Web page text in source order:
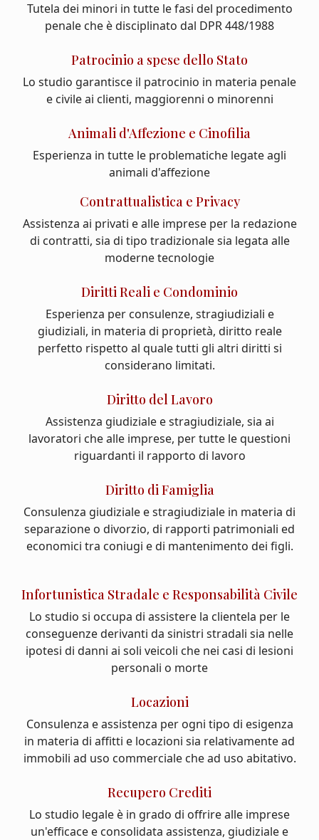
Tutela dei minori in tutte le fasi del procedimento
penale che è disciplinato dal DPR 448/1988
Patrocinio a spese dello Stato
Lo studio garantisce il patrocinio in materia penale
e civile ai clienti, maggiorenni o minorenni
Animali d'Affezione e Cinofilia
Esperienza in tutte le problematiche legate agli
animali d'affezione
Contrattualistica e Privacy
Assistenza ai privati e alle imprese per la redazione
di contratti, sia di tipo tradizionale sia legata alle
moderne tecnologie
Diritti Reali e Condominio
Esperienza per consulenze, stragiudiziali e
giudiziali, in materia di proprietà, diritto reale
perfetto rispetto al quale tutti gli altri diritti si
considerano limitati.
Diritto del Lavoro
Assistenza giudiziale e stragiudiziale, sia ai
lavoratori che alle imprese, per tutte le questioni
riguardanti il rapporto di lavoro
Diritto di Famiglia
Consulenza giudiziale e stragiudiziale in materia di
separazione o divorzio, di rapporti patrimoniali ed
economici tra coniugi e di mantenimento dei figli.
Infortunistica Stradale e Responsabilità Civile
Lo studio si occupa di assistere la clientela per le
conseguenze derivanti da sinistri stradali sia nelle
ipotesi di danni ai soli veicoli che nei casi di lesioni
personali o morte
Locazioni
Consulenza e assistenza per ogni tipo di esigenza
in materia di affitti e locazioni sia relativamente ad
immobili ad uso commerciale che ad uso abitativo.
Recupero Crediti
Lo studio legale è in grado di offrire alle imprese
un'efficace e consolidata assistenza, giudiziale e